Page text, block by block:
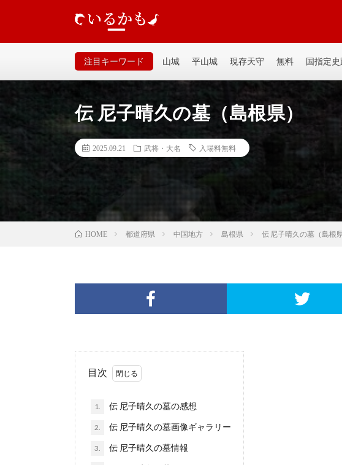
るいサイトなので気軽に見てください。
注目キーワード 山城 平山城 現存天守 無料 国指定史
伝 尼子晴久の墓（島根県）
2025.09.21 武将・大名 入場料無料
HOME 都道府県 中国地方 島根県 伝 尼子晴久の墓（島根県
目次
1. 伝 尼子晴久の墓の感想
2. 伝 尼子晴久の墓画像ギャラリー
3. 伝 尼子晴久の墓情報